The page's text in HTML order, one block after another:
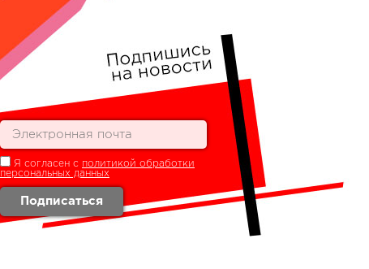
Я согласен с политикой обработки
персональных данных